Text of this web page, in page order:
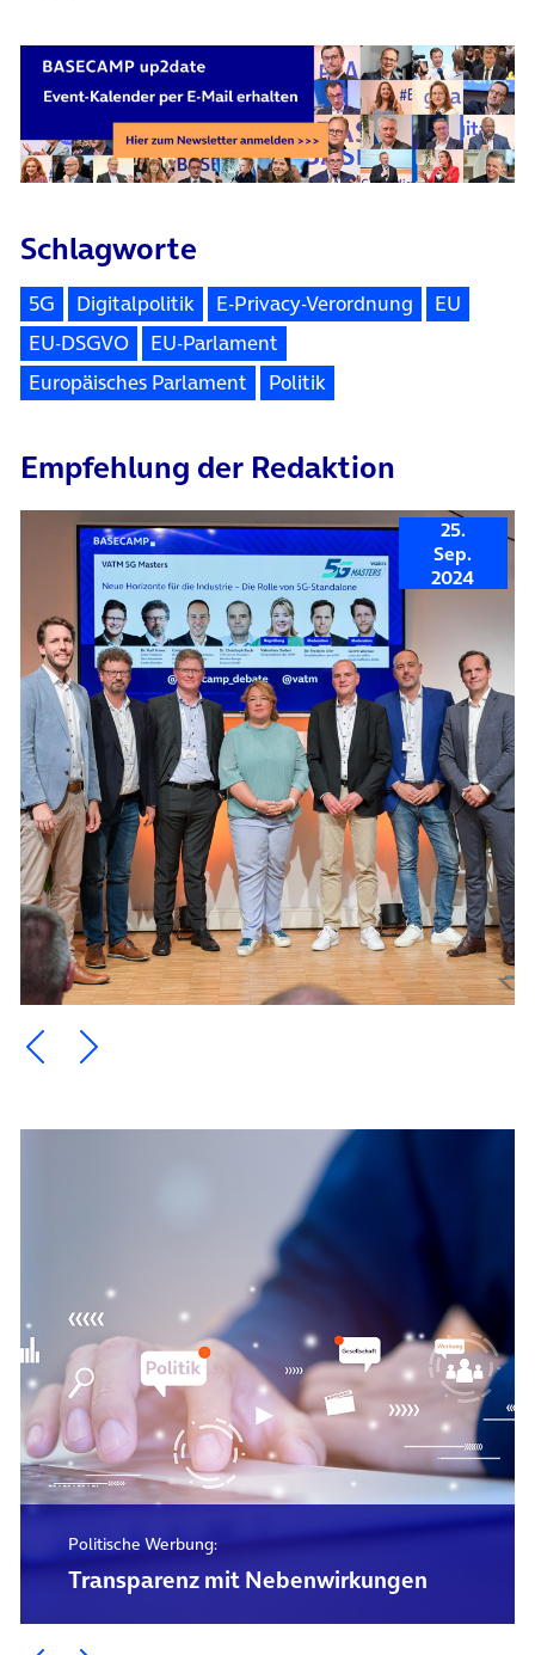
Schlagworte
5G Digitalpolitik E-Privacy-Verordnung
EU
EU-DSGVO
EU-Parlament
Europäisches Parlament
Politik
Empfehlung der Redaktion
25.
Sep.
2024
Ein Element zurück blättern
Ein Element weiter blättern
Politische Werbung:
Transparenz mit Nebenwirkungen